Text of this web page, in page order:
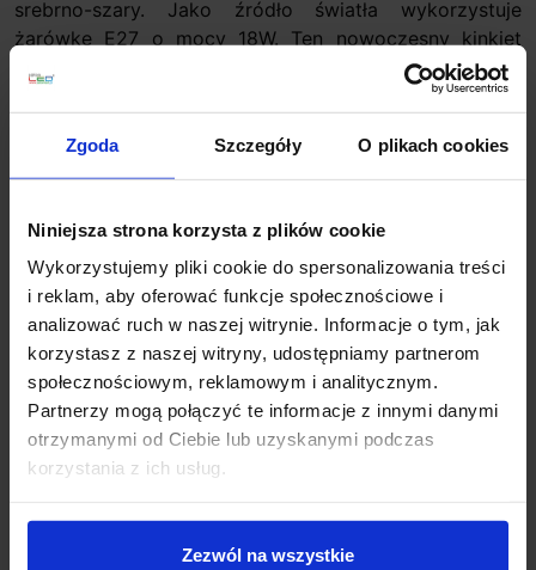
Zgoda Szczegóły O plikach cookies
Niniejsza strona korzysta z plików cookie
Wykorzystujemy pliki cookie do spersonalizowania treści
i reklam, aby oferować funkcje społecznościowe i
analizować ruch w naszej witrynie. Informacje o tym, jak
korzystasz z naszej witryny, udostępniamy partnerom
społecznościowym, reklamowym i analitycznym.
Partnerzy mogą połączyć te informacje z innymi danymi
otrzymanymi od Ciebie lub uzyskanymi podczas
korzystania z ich usług.
Zezwól na wszystkie
srebrno-szary. Jako źródło światła wykorzystuje
żarówkę E27 o mocy 18W. Ten nowoczesny kinkiet
sprawdzi się na tarasie, wokół drzwi wejściowych lub
Parametry techniczne:
Źródło światłaE27
Zasilanie230V
Wysokość25 cm
Szerokość 10 cm
Głębokość10,9 cm
Klasa szczelnościIP54
Kolorantracyt, srebrno-szary
ProducentREDLUX
Informacje dodatkowe: